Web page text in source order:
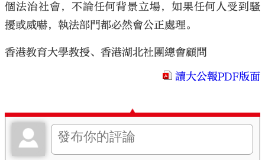
個法治社會，不論任何背景立場，如果任何人受到騷
擾或威嚇，執法部門都必然會公正處理。
香港教育大學教授、香港湖北社團總會顧問
讀大公報PDF版面